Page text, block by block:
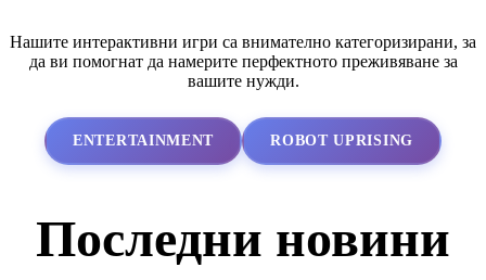
Нашите интерактивни игри са внимателно категоризирани, за
да ви помогнат да намерите перфектното преживяване за
вашите нужди.
ENTERTAINMENT ROBOT UPRISING
Последни новини